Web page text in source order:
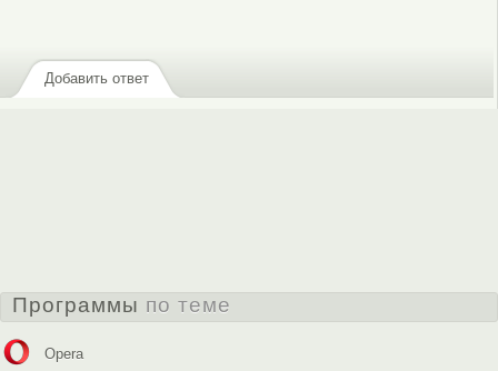
Добавить ответ
Программы по теме
Opera